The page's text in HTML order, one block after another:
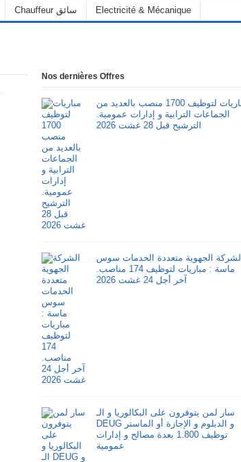
Chauffeur سائق Electricité & Mécanique
Nos dernières Offres
مباريات لتوظيف 1700 منصب بالعديد من
الجماعات الترابية و إدارات عمومية.
الترشيح قبل 28 غشت 2026
الشركة الجهوية متعددة الخدمات سوس
ماسة : مباريات لتوظيف 174 مناصب.
آخر أجل 24 غشت 2026
سار لمن يتوفرون على البكالوريا و الـ
DEUG و الدبلوم و الإجازة أو الماستر
توظيف 1.800 بعدة مصالح و إدارات
عمومية